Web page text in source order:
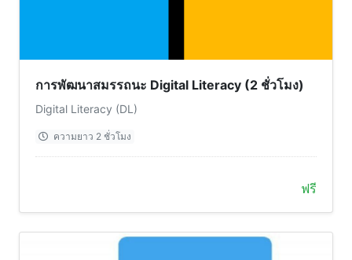
การพัฒนาสมรรถนะ Digital Literacy (2 ชั่วโมง)
Digital Literacy (DL)
ความยาว 2 ชั่วโมง
ฟรี